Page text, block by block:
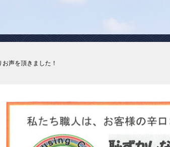
声を頂きました！